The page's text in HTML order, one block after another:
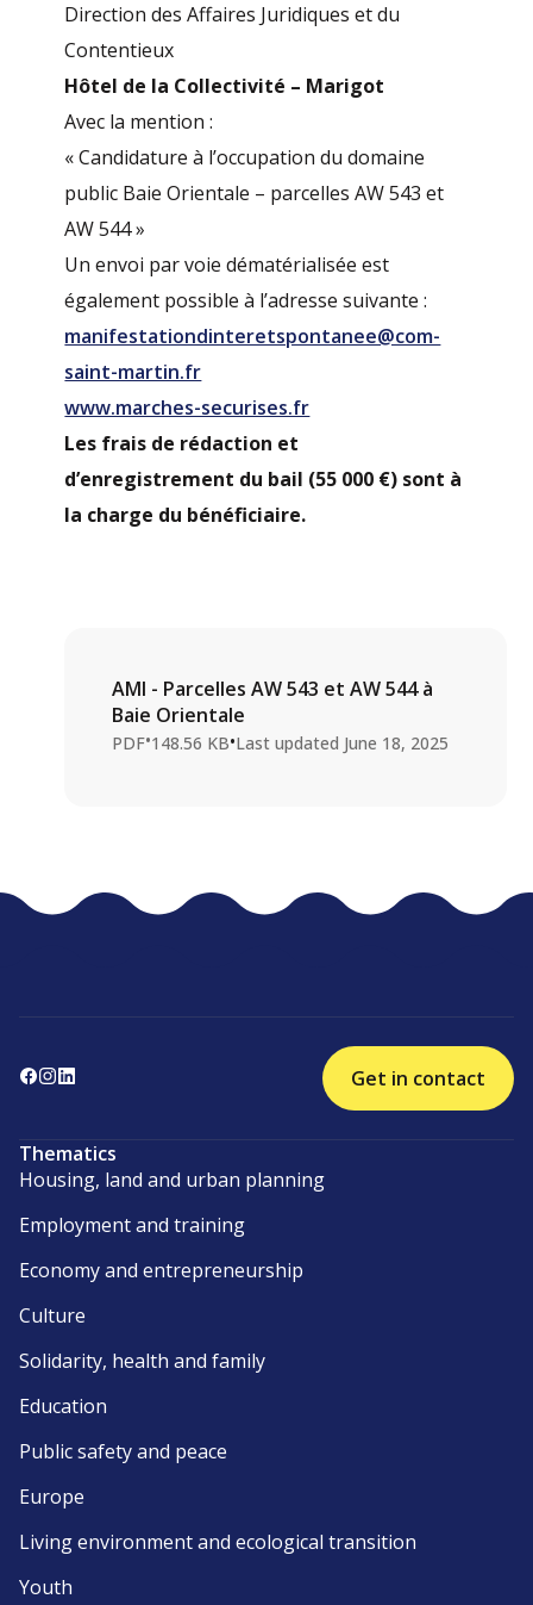
Direction des Affaires Juridiques et du
Contentieux
Hôtel de la Collectivité – Marigot
Avec la mention :
« Candidature à l’occupation du domaine
public Baie Orientale – parcelles AW 543 et
AW 544 »
Un envoi par voie dématérialisée est
également possible à l’adresse suivante :
manifestationdinteretspontanee@com-
saint-martin.fr
www.marches-securises.fr
Les frais de rédaction et
d’enregistrement du bail (55 000 €) sont à
la charge du bénéficiaire.
AMI - Parcelles AW 543 et AW 544 à
Baie Orientale
PDF•148.56 KB•Last updated June 18, 2025
Get in contact
Thematics
Housing, land and urban planning
Employment and training
Economy and entrepreneurship
Culture
Solidarity, health and family
Education
Public safety and peace
Europe
Living environment and ecological transition
Youth